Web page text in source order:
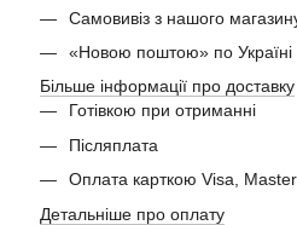
Самовивіз з нашого
«Новою поштою» по Україні
Більше інформації про доставку
Готівкою при отриманні
Післяплата
Оплата карткою Visa,
Детальніше про оплату